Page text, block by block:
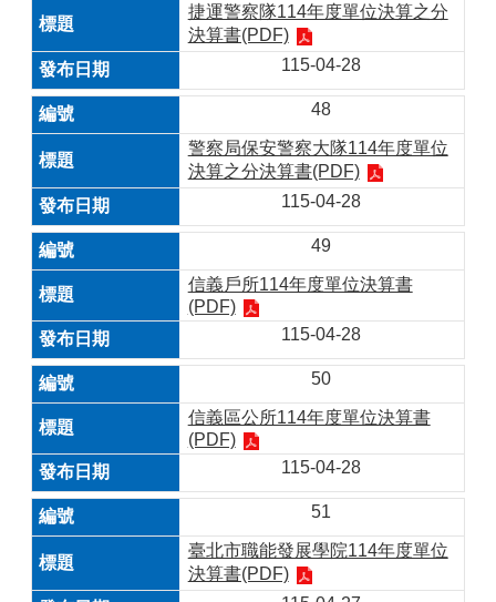
捷運警察隊114年度單位決算之分
決算書(PDF)
115-04-28
48
警察局保安警察大隊114年度單位
決算之分決算書(PDF)
115-04-28
49
信義戶所114年度單位決算書
(PDF)
115-04-28
50
信義區公所114年度單位決算書
(PDF)
115-04-28
51
臺北市職能發展學院114年度單位
決算書(PDF)